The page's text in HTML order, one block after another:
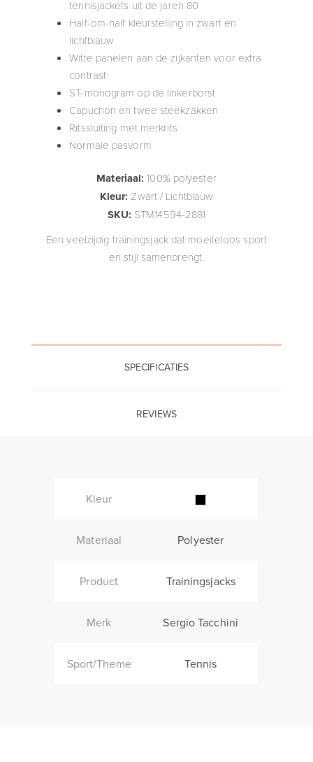
tennisjackets uit de jaren 80
Half-om-half kleurstelling in zwart en
lichtblauw
Witte panelen aan de zijkanten voor extra
contrast
ST-monogram op de linkerborst
Capuchon en twee steekzakken
Ritssluiting met merkrits
Normale pasvorm
Materiaal: 100% polyester
Kleur: Zwart / Lichtblauw
SKU: STM14594-2881
Een veelzijdig trainingsjack dat moeiteloos sport
en stijl samenbrengt.
SPECIFICATIES
REVIEWS
Kleur
Materiaal Polyester
Product Trainingsjacks
Merk Sergio Tacchini
Sport/Theme Tennis